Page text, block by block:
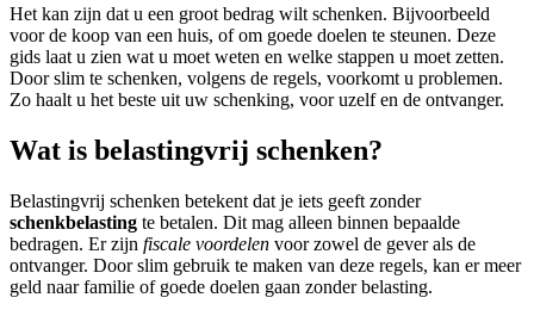
Het kan zijn dat u een groot bedrag wilt schenken. Bijvoorbeeld
voor de koop van een huis, of om goede doelen te steunen. Deze
gids laat u zien wat u moet weten en welke stappen u moet zetten.
Door slim te schenken, volgens de regels, voorkomt u problemen.
Zo haalt u het beste uit uw schenking, voor uzelf en de ontvanger.
Wat is belastingvrij schenken?
Belastingvrij schenken betekent dat je iets geeft zonder
schenkbelasting te betalen. Dit mag alleen binnen bepaalde
bedragen. Er zijn fiscale voordelen voor zowel de gever als de
ontvanger. Door slim gebruik te maken van deze regels, kan er meer
geld naar familie of goede doelen gaan zonder belasting.